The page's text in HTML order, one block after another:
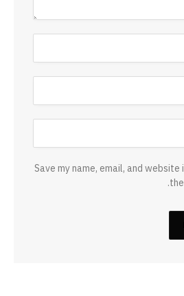
Save my name, email, and